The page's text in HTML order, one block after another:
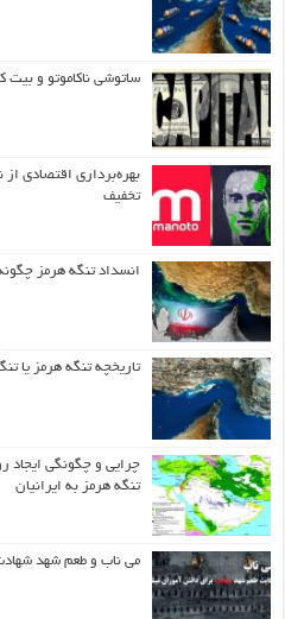
ساتوشی ناکاموتو و بیت
بهره‌برداری اقتصادی
تخفیف
انسداد تنگه هرمز
تاریخچه تنگه هرمز یا
چرایی و چگونگی ایجاد
تنگه هرمز به ایرانیان
می ناب و طعم شهد